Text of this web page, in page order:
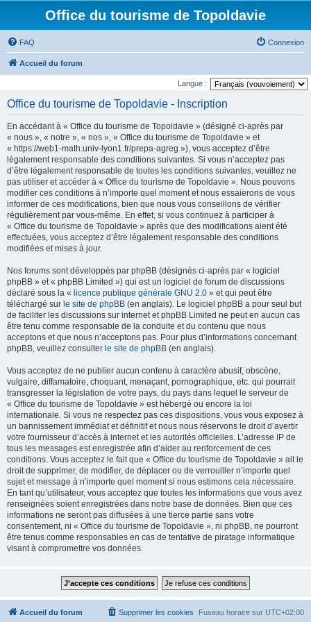
Office du tourisme de Topoldavie
FAQ Connexion
Accueil du forum
Langue :
Office du tourisme de Topoldavie - Inscription
En accédant à « Office du tourisme de Topoldavie » (désigné ci-après par
« nous », « notre », « nos », « Office du tourisme de Topoldavie » et
« https://web1-math.univ-lyon1.fr/prepa-agreg »), vous acceptez d’être
légalement responsable des conditions suivantes. Si vous n’acceptez pas
d’être légalement responsable de toutes les conditions suivantes, veuillez ne
pas utiliser et accéder à « Office du tourisme de Topoldavie ». Nous pouvons
modifier ces conditions à n’importe quel moment et nous essaierons de vous
informer de ces modifications, bien que nous vous conseillons de vérifier
régulièrement par vous-même. En effet, si vous continuez à participer à
« Office du tourisme de Topoldavie » après que des modifications aient été
effectuées, vous acceptez d’être légalement responsable des conditions
modifiées et mises à jour.
Nos forums sont développés par phpBB (désignés ci-après par « logiciel
phpBB » et « phpBB Limited ») qui est un logiciel de forum de discussions
déclaré sous la « licence publique générale GNU 2.0 » et qui peut être
téléchargé sur le site de phpBB (en anglais). Le logiciel phpBB a pour seul but
de faciliter les discussions sur internet et phpBB Limited ne peut en aucun cas
être tenu comme responsable de la conduite et du contenu que nous
acceptons et que nous n’acceptons pas. Pour plus d’informations concernant
phpBB, veuillez consulter le site de phpBB (en anglais).
Vous acceptez de ne publier aucun contenu à caractère abusif, obscène,
vulgaire, diffamatoire, choquant, menaçant, pornographique, etc. qui pourrait
transgresser la législation de votre pays, du pays dans lequel le serveur de
« Office du tourisme de Topoldavie » est hébergé ou encore la loi
internationale. Si vous ne respectez pas ces dispositions, vous vous exposez à
un bannissement immédiat et définitif et nous nous réservons le droit d’avertir
votre fournisseur d’accès à internet et les autorités officielles. L’adresse IP de
tous les messages est enregistrée afin d’aider au renforcement de ces
conditions. Vous acceptez le fait que « Office du tourisme de Topoldavie » ait le
droit de supprimer, de modifier, de déplacer ou de verrouiller n’importe quel
sujet et message à n’importe quel moment si nous estimons cela nécessaire.
En tant qu’utilisateur, vous acceptez que toutes les informations que vous avez
renseignées soient enregistrées dans notre base de données. Bien que ces
informations ne seront pas diffusées à une tierce partie sans votre
consentement, ni « Office du tourisme de Topoldavie », ni phpBB, ne pourront
être tenus comme responsables en cas de tentative de piratage informatique
visant à compromettre vos données.
Accueil du forum Fuseau horaire sur UTC+02:00
Supprimer les cookies